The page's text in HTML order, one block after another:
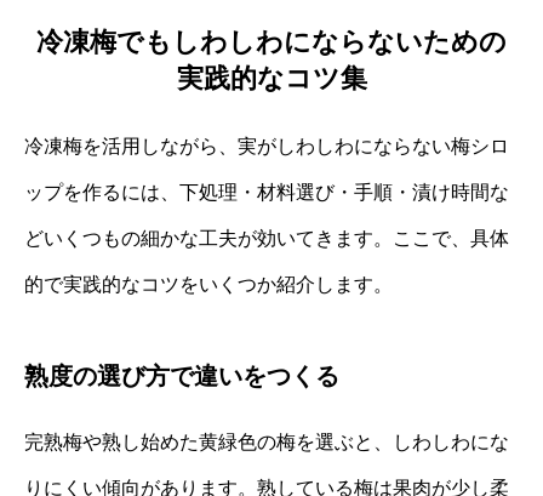
冷凍梅でもしわしわにならないための
実践的なコツ集
冷凍梅を活用しながら、実がしわしわにならない梅シロ
ップを作るには、下処理・材料選び・手順・漬け時間な
どいくつもの細かな工夫が効いてきます。ここで、具体
的で実践的なコツをいくつか紹介します。
熟度の選び方で違いをつくる
完熟梅や熟し始めた黄緑色の梅を選ぶと、しわしわにな
りにくい傾向があります。熟している梅は果肉が少し柔